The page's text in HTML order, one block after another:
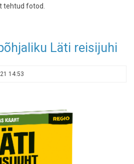
tehtud fotod.
Läti reisijuhi
14:53